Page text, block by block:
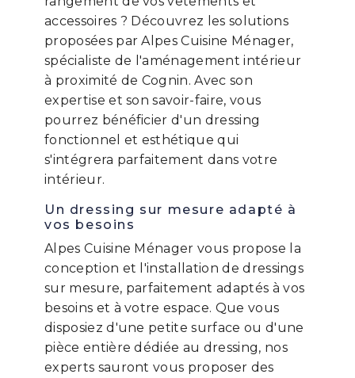
accessoires ? Découvrez les solutions
proposées par Alpes Cuisine Ménager,
spécialiste de l'aménagement intérieur
à proximité de Cognin. Avec son
expertise et son savoir-faire, vous
pourrez bénéficier d'un dressing
fonctionnel et esthétique qui
s'intégrera parfaitement dans votre
intérieur.
Un dressing sur mesure adapté à
vos besoins
Alpes Cuisine Ménager vous propose la
conception et l'installation de dressings
sur mesure, parfaitement adaptés à vos
besoins et à votre espace. Que vous
disposiez d'une petite surface ou d'une
pièce entière dédiée au dressing, nos
experts sauront vous proposer des